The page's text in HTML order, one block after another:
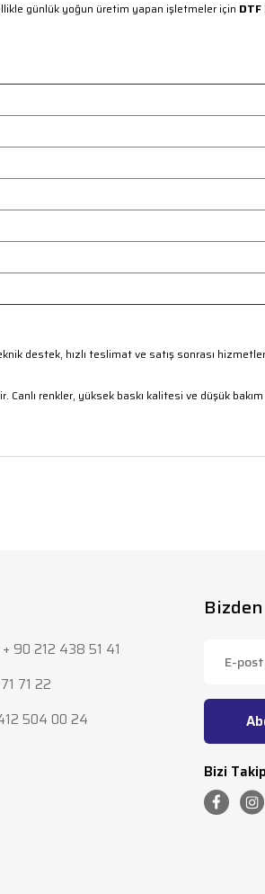
günlük yoğun üretim yapan işletmeler için
destek, hızlı teslimat ve satış sonrası
Canlı renkler, yüksek baskı kalitesi ve düşük
90 212 438 51 41
71 22
504 00 24
Bizi